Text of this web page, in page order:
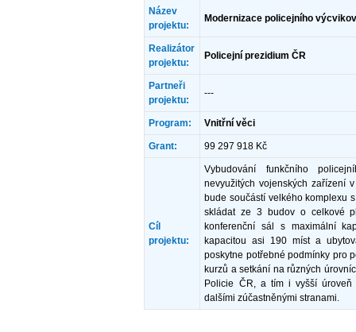
Název
projektu:
Modernizace policejního
Realizátor
projektu:
Policejní prezidium ČR
Partneři
projektu:
---
Program: Vnitřní věci
Grant: 99 297 918 Kč
Cíl
projektu:
Vybudování funkčního
nevyužitých vojenských zařízení
bude součástí velkého komplexu
skládat ze 3 budov o celkové
konferenční sál s maximální
kapacitou asi 190 míst a
poskytne potřebné podmínky pro
kurzů a setkání na různých
Policie ČR, a tím i vyšší
dalšími zúčastněnými stranami.